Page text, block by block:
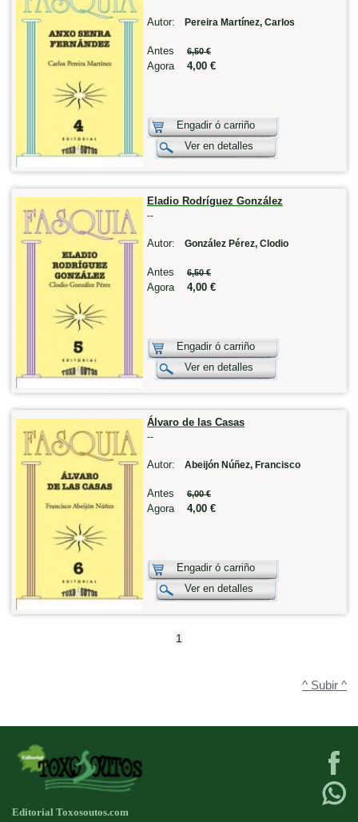
Autor: Pereira Martínez, Carlos
Antes 6,50 €
Agora 4,00 €
Engadir ó carriño
Ver en detalles
Eladio Rodríguez González
--
Autor: González Pérez, Clodio
Antes 6,50 €
Agora 4,00 €
Engadir ó carriño
Ver en detalles
Álvaro de las Casas
--
Autor: Abeijón Núñez, Francisco
Antes 6,00 €
Agora 4,00 €
Engadir ó carriño
Ver en detalles
1
^ Subir ^
Editorial Toxosoutos.com